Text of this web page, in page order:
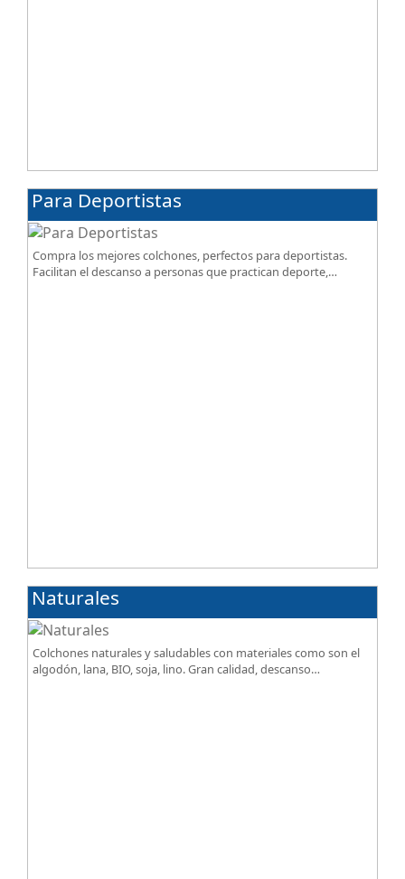
Para Deportistas
Compra los mejores colchones, perfectos para deportistas.
Facilitan el descanso a personas que practican deporte,
Naturales
Colchones naturales y saludables con materiales como son el
algodón, lana, BIO, soja, lino. Gran calidad, descanso